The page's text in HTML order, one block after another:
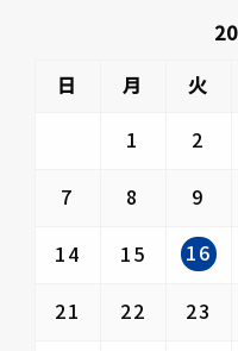
日
月 火
1
2
7
8 9
14
15 16
21
22 23